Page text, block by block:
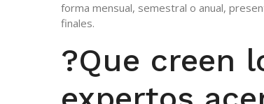
forma mensual, semestral o anual,
finales.
?Que creen